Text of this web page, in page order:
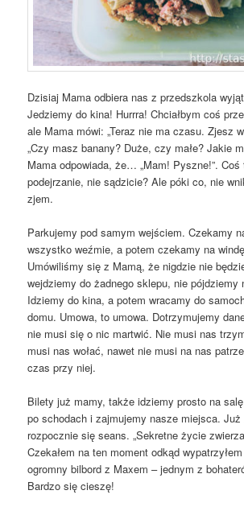
Dzisiaj Mama odbiera nas z przedszkola
Jedziemy do kina! Hurrra! Chciałbym coś
ale Mama mówi: „Teraz nie ma czasu. Zjesz
„Czy masz banany? Duże, czy małe? Jakie
Mama odpowiada, że… „Mam! Pyszne!”.
podejrzanie, nie sądzicie? Ale póki co, nie
zjem.
Parkujemy pod samym wejściem. Czekamy
wszystko weźmie, a potem czekamy na
Umówiliśmy się z Mamą, że nigdzie nie
wejdziemy do żadnego sklepu, nie pójdziemy
Idziemy do kina, a potem wracamy do
domu. Umowa, to umowa. Dotrzymujemy
nie musi się o nic martwić. Nie musi nas
musi nas wołać, nawet nie musi na nas
czas przy niej.
Bilety już mamy, także idziemy prosto na
po schodach i zajmujemy nasze miejsca.
rozpocznie się seans. „Sekretne życie
Czekałem na ten moment odkąd
ogromny bilbord z Maxem – jednym z
Bardzo się cieszę!